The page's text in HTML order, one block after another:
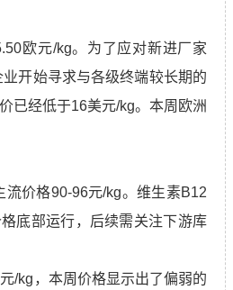
欧元/kg。为了应对新进厂家
开始寻求与各级终端较长期的
已经低于16美元/kg。本周欧洲
价格90-96元/kg。维生素B12
底部运行，后续需关注下游库
/kg，本周价格显示出了偏弱的